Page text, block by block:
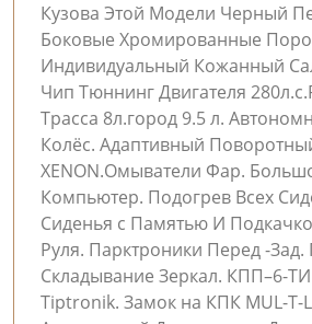
Кузова Этой Модели Черный
Боковые Хромированные
Индивидуальный Кожанный
Чип Тюннинг Двигателя
Трасса 8л.город 9.5 л.
Колёс. Адаптивный
XENON.Омыватели Фар.
Компьютер. Подогрев Всех
Сиденья с Памятью И
Руля. Парктроники Перед -
Складывание Зеркал. КПП–6-
Tiptronik. Замок на КПК МUL-T-